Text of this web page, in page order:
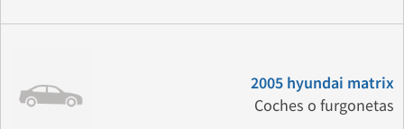
2005 hyundai matrix
Coches o furgonetas